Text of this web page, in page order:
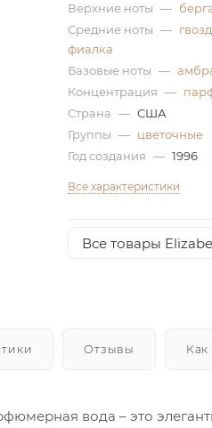
Верхние ноты —
Средние ноты —
фиалка
Базовые ноты —
Концентрация —
Страна — США
Группы — цветочные
Год создания — 1996
Все характеристики
Все товары
Отзывы Как
вода – это